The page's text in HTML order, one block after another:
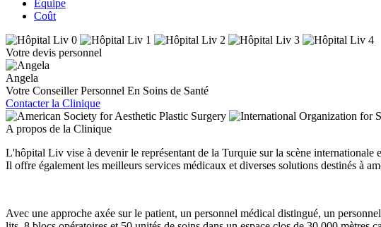
Équipe
Coût
Votre devis personnel
Angela
Votre Conseiller Personnel En Soins de Santé
Contacter la Clinique
A propos de la Clinique
L'hôpital Liv vise à devenir le représentant de la Turquie sur la scène internationale
Il offre également les meilleurs services médicaux et diverses solutions destinés à
Avec une approche axée sur le patient, un personnel médical distingué, un